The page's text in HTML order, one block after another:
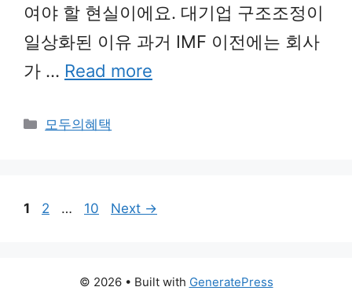
여야 할 현실이에요. 대기업 구조조정이
일상화된 이유 과거 IMF 이전에는 회사
가 … Read more
Categories
모두의혜택
Page
1 Page
2 … Page
10 Next →
© 2026 • Built with GeneratePress